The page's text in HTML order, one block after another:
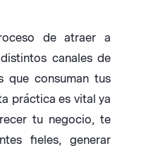
de atraer a
canales de
que consuman tus
práctica es vital ya
tu negocio, te
fieles, generar